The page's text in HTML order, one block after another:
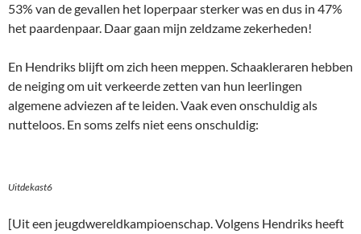
53% van de gevallen het loperpaar sterker was en dus in 47%
het paardenpaar. Daar gaan mijn zeldzame zekerheden!
En Hendriks blijft om zich heen meppen. Schaakleraren hebben
de neiging om uit verkeerde zetten van hun leerlingen
algemene adviezen af te leiden. Vaak even onschuldig als
nutteloos. En soms zelfs niet eens onschuldig:
Uitdekast6
[Uit een jeugdwereldkampioenschap. Volgens Hendriks heeft